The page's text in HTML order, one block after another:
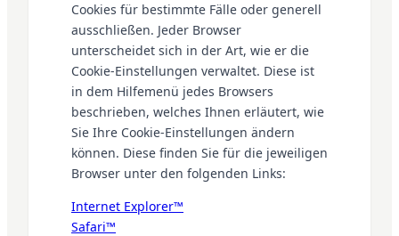
Cookies für bestimmte Fälle oder generell
ausschließen. Jeder Browser
unterscheidet sich in der Art, wie er die
Cookie-Einstellungen verwaltet. Diese ist
in dem Hilfemenü jedes Browsers
beschrieben, welches Ihnen erläutert, wie
Sie Ihre Cookie-Einstellungen ändern
können. Diese finden Sie für die jeweiligen
Browser unter den folgenden Links:
Internet Explorer™
Safari™